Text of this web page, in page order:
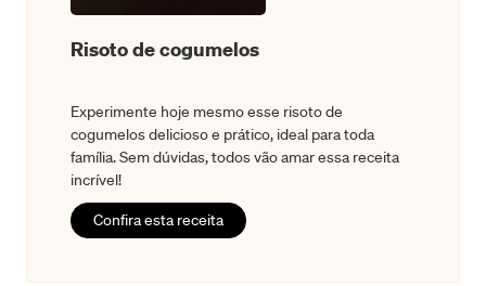
Risoto de cogumelos
Experimente hoje mesmo esse risoto de
cogumelos delicioso e prático, ideal para toda
família. Sem dúvidas, todos vão amar essa receita
incrível!
Confira esta receita